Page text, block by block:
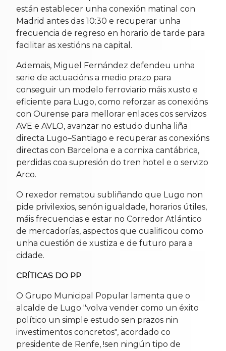
están establecer unha conexión matinal con
Madrid antes das 10:30 e recuperar unha
frecuencia de regreso en horario de tarde para
facilitar as xestións na capital.
Ademais, Miguel Fernández defendeu unha
serie de actuacións a medio prazo para
conseguir un modelo ferroviario máis xusto e
eficiente para Lugo, como reforzar as conexións
con Ourense para mellorar enlaces cos servizos
AVE e AVLO, avanzar no estudo dunha liña
directa Lugo–Santiago e recuperar as conexións
directas con Barcelona e a cornixa cantábrica,
perdidas coa supresión do tren hotel e o servizo
Arco.
O rexedor rematou subliñando que Lugo non
pide privilexios, senón igualdade, horarios útiles,
máis frecuencias e estar no Corredor Atlántico
de mercadorías, aspectos que cualificou como
unha cuestión de xustiza e de futuro para a
cidade.
CRÍTICAS DO PP
O Grupo Municipal Popular lamenta que o
alcalde de Lugo "volva vender como un éxito
político un simple estudo sen prazos nin
investimentos concretos", acordado co
presidente de Renfe, !sen ningún tipo de